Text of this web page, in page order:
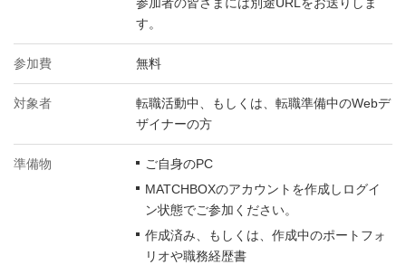
参加者の皆さまには別途URLをお送りしま
す。
参加費 無料
対象者
転職活動中、もしくは、転職準備中のWebデ
ザイナーの方
準備物
ご自身のPC
MATCHBOXのアカウントを作成しログイ
ン状態でご参加ください。
作成済み、もしくは、作成中のポートフォ
リオや職務経歴書